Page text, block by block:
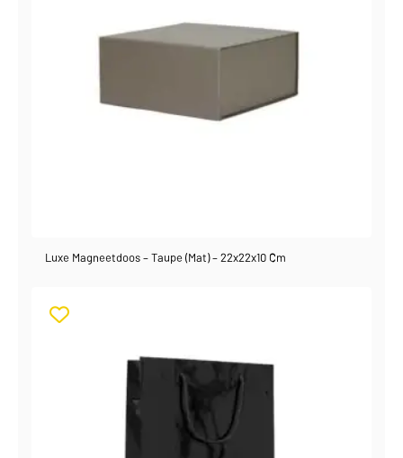
Luxe Magneetdoos – Taupe (mat) – 22x22x10 Cm